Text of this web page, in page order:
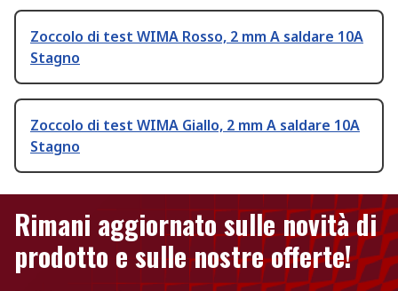
Zoccolo di test WIMA Rosso, 2 mm A saldare 10A
Stagno
Zoccolo di test WIMA Giallo, 2 mm A saldare 10A
Stagno
Rimani aggiornato sulle novità di
prodotto e sulle nostre offerte!